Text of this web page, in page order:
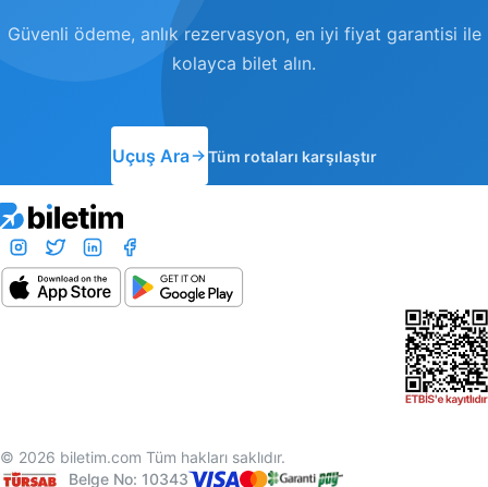
Güvenli ödeme, anlık rezervasyon, en iyi fiyat garantisi ile
kolayca bilet alın.
Uçuş Ara Tüm rotaları karşılaştır
© 2026 biletim.com Tüm hakları saklıdır.
Belge No: 10343